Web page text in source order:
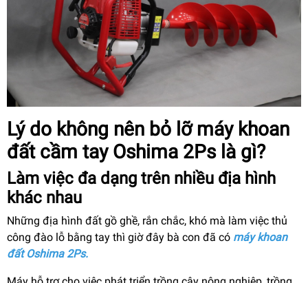
Lý do không nên bỏ lỡ máy khoan
đất cầm tay Oshima 2Ps là gì?
Làm việc đa dạng trên nhiều địa hình
khác nhau
Những địa hình đất gồ ghề, rắn chắc, khó mà làm việc thủ
công đào lỗ bằng tay thì giờ đây bà con đã có máy khoan
đấtOshima 2Ps.